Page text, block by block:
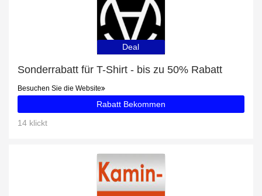
Deal
Sonderrabatt für T-Shirt - bis zu 50% Rabatt
Besuchen Sie die Website
Rabatt Bekommen
14 klickt